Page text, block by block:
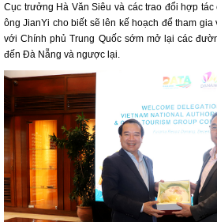
Cục trưởng Hà Văn Siêu và các trao đổi hợp
ông JianYi cho biết sẽ lên kế hoạch để tham
với Chính phủ Trung Quốc sớm mở lại các
đến Đà Nẵng và ngược lại.